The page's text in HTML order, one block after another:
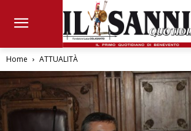
Home ATTUALITÀ